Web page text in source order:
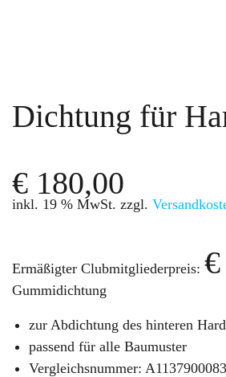
Dichtung für
€ 180,00
inkl. 19 % MwSt. zzgl.
Ermäßigter Clubmitgliederpreis: €
Gummidichtung
zur Abdichtung des hinteren
passend für alle Baumuster
Vergleichsnummer: A1137900083